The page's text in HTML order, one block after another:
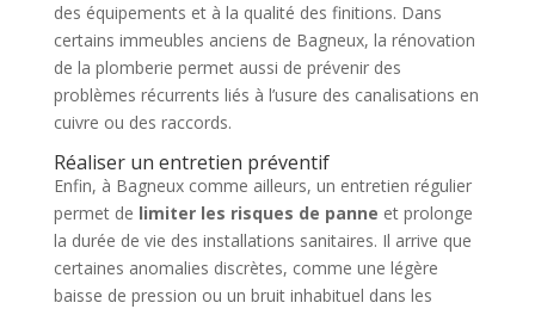
des équipements et à la qualité des finitions. Dans
certains immeubles anciens de Bagneux, la rénovation
de la plomberie permet aussi de prévenir des
problèmes récurrents liés à l’usure des canalisations en
cuivre ou des raccords.
Réaliser un entretien préventif
Enfin, à Bagneux comme ailleurs, un entretien régulier
permet de limiter les risques de panne et prolonge
la durée de vie des installations sanitaires. Il arrive que
certaines anomalies discrètes, comme une légère
baisse de pression ou un bruit inhabituel dans les